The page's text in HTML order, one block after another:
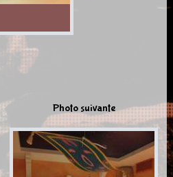
Photo suivante